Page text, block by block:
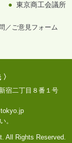
東京商工会議所
／ご意見フォーム
宿二丁目８番１号
。
All Rights Reserved.